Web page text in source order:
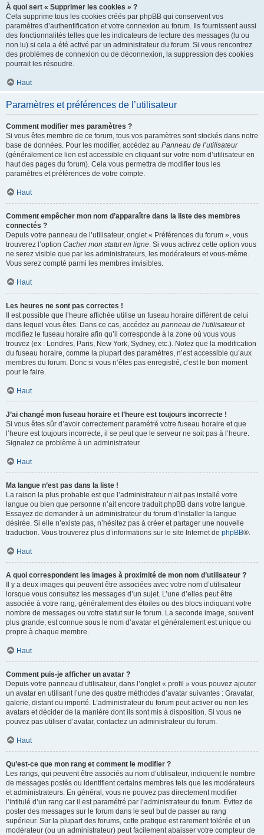
À quoi sert « Supprimer les cookies » ?
Cela supprime tous les cookies créés par phpBB qui conservent vos
paramètres d’authentification et votre connexion au forum. Ils fournissent aussi
des fonctionnalités telles que les indicateurs de lecture des messages (lu ou
non lu) si cela a été activé par un administrateur du forum. Si vous rencontrez
des problèmes de connexion ou de déconnexion, la suppression des cookies
pourrait les résoudre.
Haut
Paramètres et préférences de l’utilisateur
Comment modifier mes paramètres ?
Si vous êtes membre de ce forum, tous vos paramètres sont stockés dans notre
base de données. Pour les modifier, accédez au Panneau de l’utilisateur
(généralement ce lien est accessible en cliquant sur votre nom d’utilisateur en
haut des pages du forum). Cela vous permettra de modifier tous les
paramètres et préférences de votre compte.
Haut
Comment empêcher mon nom d’apparaître dans la liste des membres
connectés ?
Depuis votre panneau de l’utilisateur, onglet « Préférences du forum », vous
trouverez l’option Cacher mon statut en ligne. Si vous activez cette option vous
ne serez visible que par les administrateurs, les modérateurs et vous-même.
Vous serez compté parmi les membres invisibles.
Haut
Les heures ne sont pas correctes !
Il est possible que l’heure affichée utilise un fuseau horaire différent de celui
dans lequel vous êtes. Dans ce cas, accédez au panneau de l’utilisateuret
modifiez le fuseau horaire afin qu’il corresponde à la zone où vous vous
trouvez (ex : Londres, Paris, New York, Sydney, etc.). Notez que la modification
du fuseau horaire, comme la plupart des paramètres, n’est accessible qu’aux
membres du forum. Donc si vous n’êtes pas enregistré, c’est le bon moment
pour le faire.
Haut
J’ai changé mon fuseau horaire et l’heure est toujours incorrecte !
Si vous êtes sûr d’avoir correctement paramétré votre fuseau horaire et que
l’heure est toujours incorrecte, il se peut que le serveur ne soit pas à l’heure.
Signalez ce problème à un administrateur.
Haut
Ma langue n’est pas dans la liste !
La raison la plus probable est que l’administrateur n’ait pas installé votre
langue ou bien que personne n’ait encore traduit phpBB dans votre langue.
Essayez de demander à un administrateur du forum d’installer la langue
désirée. Si elle n’existe pas, n’hésitez pas à créer et partager une nouvelle
traduction. Vous trouverez plus d’informations sur le site Internet de phpBB®.
Haut
A quoi correspondent les images à proximité de mon nom d’utilisateur ?
Il y a deux images qui peuvent être associées avec votre nom d’utilisateur
lorsque vous consultez les messages d’un sujet. L’une d’elles peut être
associée à votre rang, généralement des étoiles ou des blocs indiquant votre
nombre de messages ou votre statut sur le forum. La seconde image, souvent
plus grande, est connue sous le nom d’avatar et généralement est unique ou
propre à chaque membre.
Haut
Comment puis-je afficher un avatar ?
Depuis votre panneau d’utilisateur, dans l’onglet « profil » vous pouvez ajouter
un avatar en utilisant l’une des quatre méthodes d’avatar suivantes : Gravatar,
galerie, distant ou importé. L’administrateur du forum peut activer ou non les
avatars et décider de la manière dont ils sont mis à disposition. Si vous ne
pouvez pas utiliser d’avatar, contactez un administrateur du forum.
Haut
Qu’est-ce que mon rang et comment le modifier ?
Les rangs, qui peuvent être associés au nom d’utilisateur, indiquent le nombre
de messages postés ou identifient certains membres tels que les modérateurs
et administrateurs. En général, vous ne pouvez pas directement modifier
l’intitulé d’un rang car il est paramétré par l’administrateur du forum. Évitez de
poster des messages sur le forum dans le seul but de passer au rang
supérieur. Sur la plupart des forums, cette pratique est rarement tolérée et un
modérateur (ou un administrateur) peut facilement abaisser votre compteur de